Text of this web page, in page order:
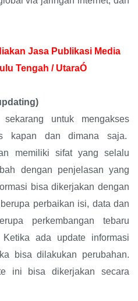
Jasa Publikasi Media
Tengah / UtaraÓ
untuk mengakses
kapan dan dimana saja.
memiliki sifat yang selalu
dengan penjelasan yang
bisa dikerjakan dengan
perbaikan isi, data dan
perkembangan tebaru
ada update informasi
bisa dilakukan perubahan.
ini bisa dikerjakan secara